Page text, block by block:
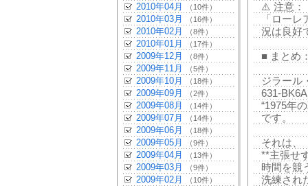
⚠️ 注意：
「ロー
況は良好
■ まとめ
ジラール
631-
“1975年
です。
それは、
**主張せ
時間を競
洗練され
2010年04月 （10件）
2010年03月 （16件）
2010年02月 （8件）
2010年01月 （17件）
2009年12月 （8件）
2009年11月 （5件）
2009年10月 （18件）
2009年09月 （2件）
2009年08月 （14件）
2009年07月 （14件）
2009年06月 （18件）
2009年05月 （9件）
2009年04月 （13件）
2009年03月 （9件）
2009年02月 （10件）